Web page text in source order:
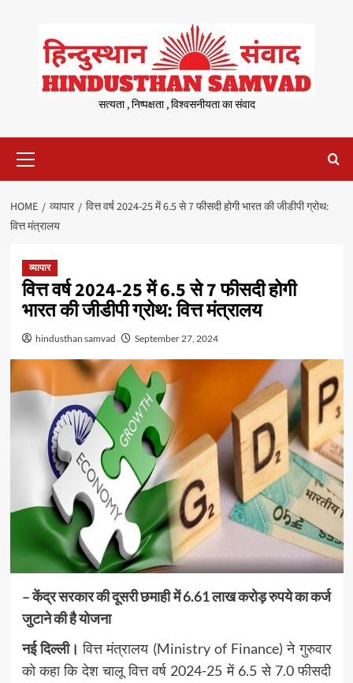
content
सत्यता , निष्पक्षता , विश्वसनीयता का संवाद
Menu
HOME व्यापार
वित्त वर्ष 2024-25 में 6.5 से 7 फीसदी होगी भारत की जीडीपी ग्रोथ:
वित्त मंत्रालय
व्यापार
वित्त वर्ष 2024-25 में 6.5 से 7 फीसदी होगी
भारत की जीडीपी ग्रोथ: वित्त मंत्रालय
hindusthan samvad September 27, 2024
– केंद्र सरकार की दूसरी छमाही में 6.61 लाख करोड़ रुपये का कर्ज
जुटाने की है योजना
नई दिल्ली। वित्त मंत्रालय (Ministry of Finance) ने गुरुवार
को कहा कि देश चालू वित्त वर्ष 2024-25 में 6.5 से 7.0 फीसदी